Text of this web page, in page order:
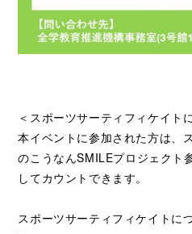
＜スポーツサーティフィケイト
本イベントに参加された方は、
のこうなんSMILEプロジェクト
してカウントできます。
スポーツサーティフィケイトに